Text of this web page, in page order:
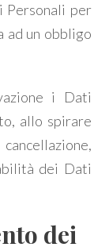
Personali per
ad un obbligo
i Dati
allo spirare
dei Dati
dei